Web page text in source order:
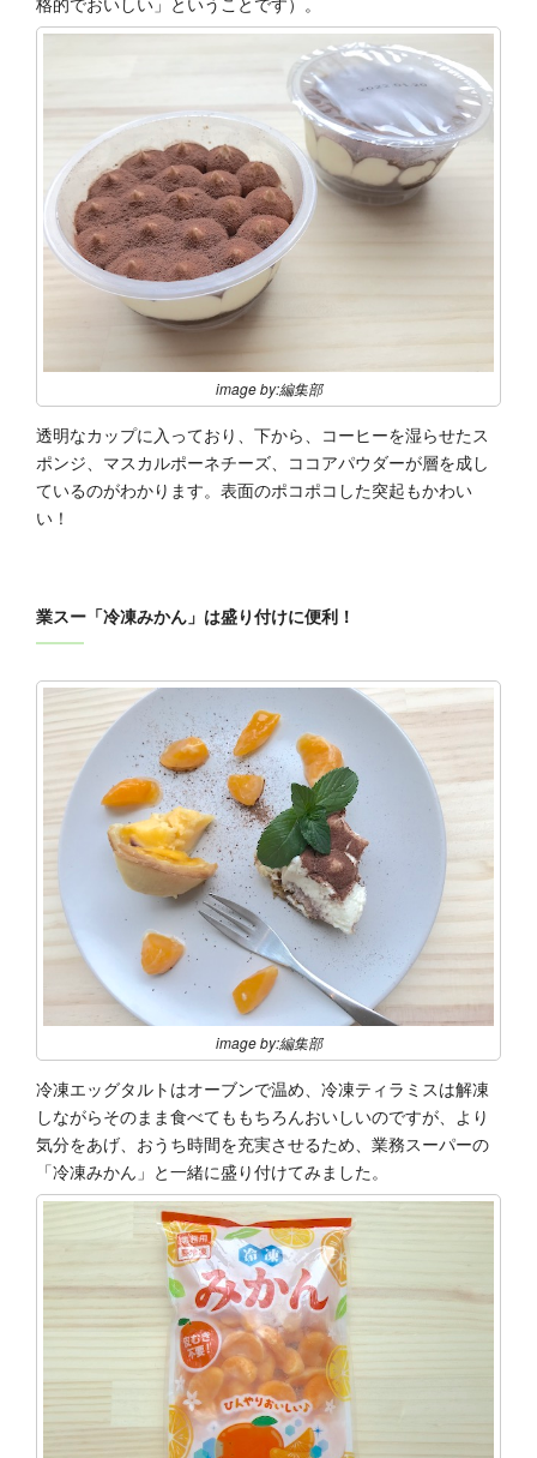
image by:編集部
透明なカップに入っており、下から、コーヒーを湿らせたス
ポンジ、マスカルポーネチーズ、ココアパウダーが層を成し
ているのがわかります。表面のポコポコした突起もかわい
い！
業スー「冷凍みかん」は盛り付けに便利！
image by:編集部
冷凍エッグタルトはオーブンで温め、冷凍ティラミスは解凍
しながらそのまま食べてももちろんおいしいのですが、より
気分をあげ、おうち時間を充実させるため、業務スーパーの
「冷凍みかん」と一緒に盛り付けてみました。